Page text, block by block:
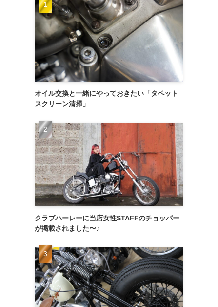
オイル交換と一緒にやっておきたい「タペット
スクリーン清掃」
クラブハーレーに当店女性STAFFのチョッパー
が掲載されました〜♪